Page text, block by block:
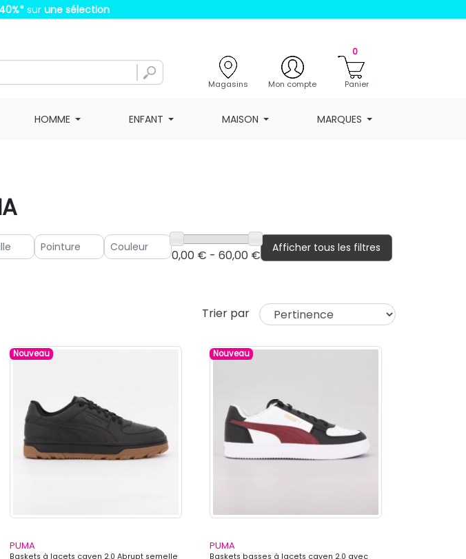
* sur une sélection
Magasins Mon compte
0
Panier
HOMME ENFANT MAISON MARQUES
0,00 € - 60,00 €
Afficher tous les filtres
Trier par
Nouveau
PUMA
Baskets à lacets caven 2.0 Abrupt semelle
Nouveau
PUMA
Baskets basses à lacets caven 2.0 avec